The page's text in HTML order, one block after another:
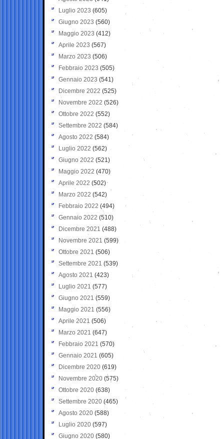
Luglio 2023 (605)
Giugno 2023 (560)
Maggio 2023 (412)
Aprile 2023 (567)
Marzo 2023 (506)
Febbraio 2023 (505)
Gennaio 2023 (541)
Dicembre 2022 (525)
Novembre 2022 (526)
Ottobre 2022 (552)
Settembre 2022 (584)
Agosto 2022 (584)
Luglio 2022 (562)
Giugno 2022 (521)
Maggio 2022 (470)
Aprile 2022 (502)
Marzo 2022 (542)
Febbraio 2022 (494)
Gennaio 2022 (510)
Dicembre 2021 (488)
Novembre 2021 (599)
Ottobre 2021 (506)
Settembre 2021 (539)
Agosto 2021 (423)
Luglio 2021 (577)
Giugno 2021(559)
Maggio 2021 (556)
Aprile 2021 (506)
Marzo 2021 (647)
Febbraio 2021 (570)
Gennaio 2021 (605)
Dicembre 2020 (619)
Novembre 2020 (575)
Ottobre 2020 (638)
Settembre 2020(465)
Agosto 2020 (588)
Luglio 2020 (597)
Giugno 2020 (580)